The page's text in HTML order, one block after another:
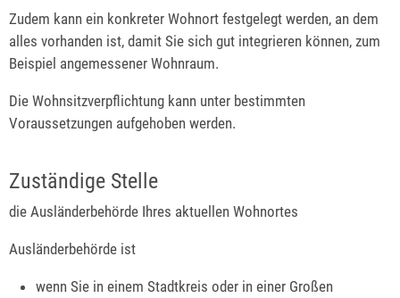
Zudem kann ein konkreter Wohnort festgelegt werden, an dem
alles vorhanden ist, damit Sie sich gut integrieren können, zum
Beispiel angemessener Wohnraum.
Die Wohnsitzverpflichtung kann unter bestimmten
Voraussetzungen aufgehoben werden.
Zuständige Stelle
die Ausländerbehörde Ihres aktuellen Wohnortes
Ausländerbehörde ist
wenn Sie in einem Stadtkreis oder in einer Großen